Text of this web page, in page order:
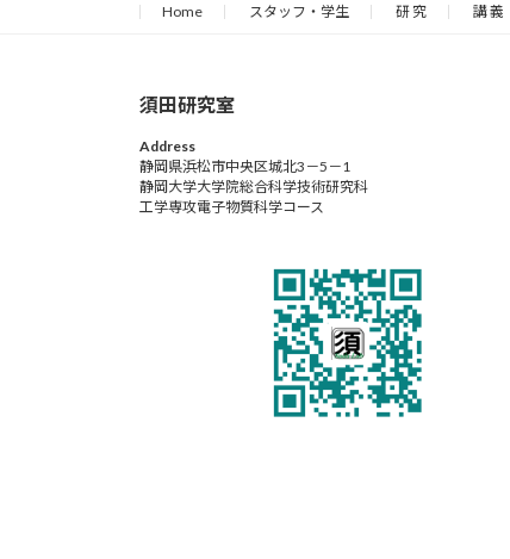
Home スタッフ・学生 研 究 講 義
須田研究室
Address
静岡県浜松市中央区城北3－5－1
静岡大学大学院総合科学技術研究科
工学専攻電子物質科学コース